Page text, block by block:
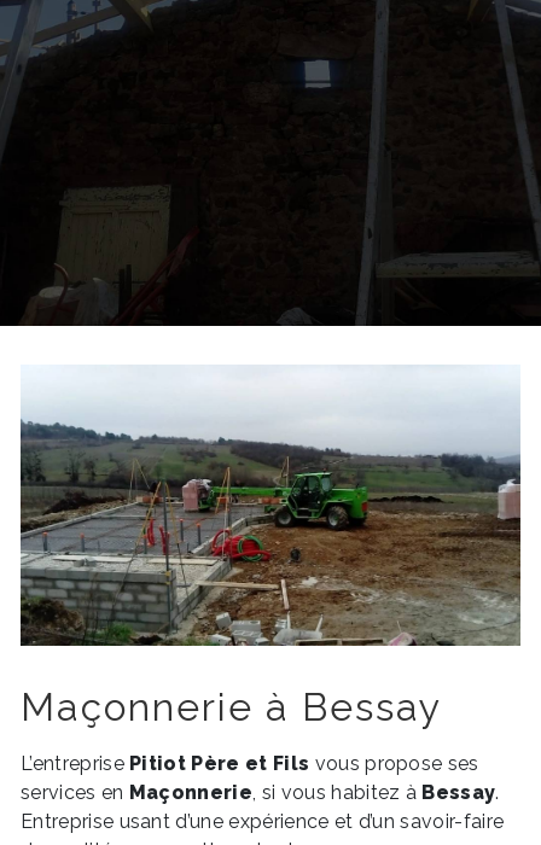
Maçonnerie à Bessay
L’entreprise Pitiot Père et Fils vous propose ses
services en Maçonnerie, si vous habitez à Bessay.
Entreprise usant d’une expérience et d’un savoir-faire